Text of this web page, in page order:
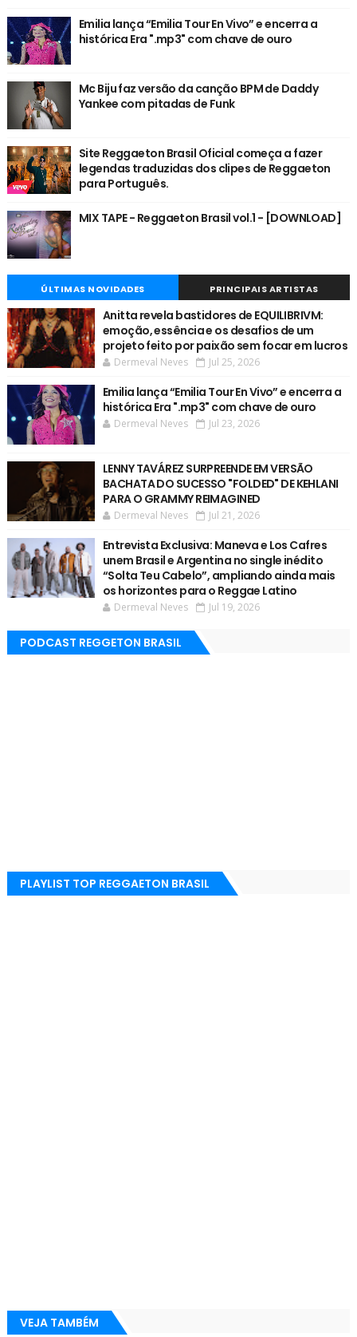
Emilia lança “Emilia Tour En Vivo” e encerra a
histórica Era ".mp3" com chave de ouro
Mc Biju faz versão da canção BPM de Daddy
Yankee com pitadas de Funk
Site Reggaeton Brasil Oficial começa a fazer
legendas traduzidas dos clipes de Reggaeton
para Português.
MIX TAPE - Reggaeton Brasil vol.1 - [DOWNLOAD]
ÚLTIMAS NOVIDADES PRINCIPAIS ARTISTAS
Anitta revela bastidores de EQUILIBRIVM:
emoção, essência e os desafios de um
projeto feito por paixão sem focar em lucros
Dermeval Neves Jul 25, 2026
Emilia lança “Emilia Tour En Vivo” e encerra a
histórica Era ".mp3" com chave de ouro
Dermeval Neves Jul 23, 2026
LENNY TAVÁREZ SURPREENDE EM VERSÃO
BACHATA DO SUCESSO "FOLDED" DE KEHLANI
PARA O GRAMMY REIMAGINED
Dermeval Neves Jul 21, 2026
Entrevista Exclusiva: Maneva e Los Cafres
unem Brasil e Argentina no single inédito
“Solta Teu Cabelo”, ampliando ainda mais
os horizontes para o Reggae Latino
Dermeval Neves Jul 19, 2026
PODCAST REGGETON BRASIL
PLAYLIST TOP REGGAETON BRASIL
VEJA TAMBÉM